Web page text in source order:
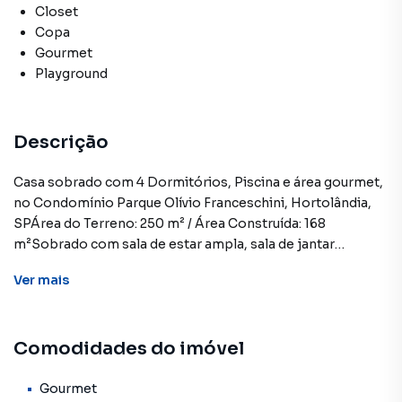
Closet
Copa
Gourmet
Playground
Descrição
Casa sobrado com 4 Dormitórios, Piscina e área gourmet,
no Condomínio Parque Olívio Franceschini, Hortolândia,
SPÁrea do Terreno: 250 m² / Área Construída: 168
m²Sobrado com sala de estar ampla, sala de jantar
ideal como escritório ou quarto de hóspedes. Conta ainda
quartos.O quintal é amplo, com pisicina, banheiro externo
até 4 veículos com conforto.O Condomínio Olívio
Ver mais
Comodidades do imóvel
Gourmet